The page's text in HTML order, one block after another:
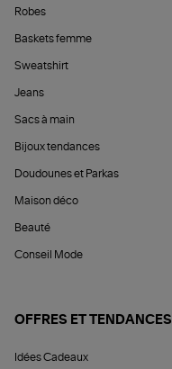
Robes
Baskets femme
Sweatshirt
Jeans
Sacs à main
Bijoux tendances
Doudounes et Parkas
Maison déco
Beauté
Conseil Mode
OFFRES ET TENDANCES
Idées Cadeaux